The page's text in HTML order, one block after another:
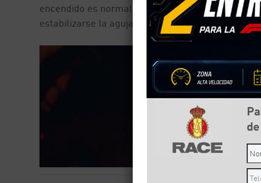
encendido es normal que el coche esté algo
estabilizarse la aguja del tacómetro. Si no es